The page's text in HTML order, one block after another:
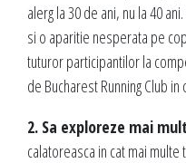
alerg la 30 de ani, nu la 40
si o aparitie nesperata pe
tuturor participantilor la
de Bucharest Running Club
2. Sa exploreze mai
calatoreasca in cat mai